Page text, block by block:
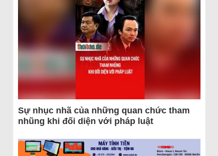
Sự nhục nhã của những quan chức tham
nhũng khi đối diện với pháp luật